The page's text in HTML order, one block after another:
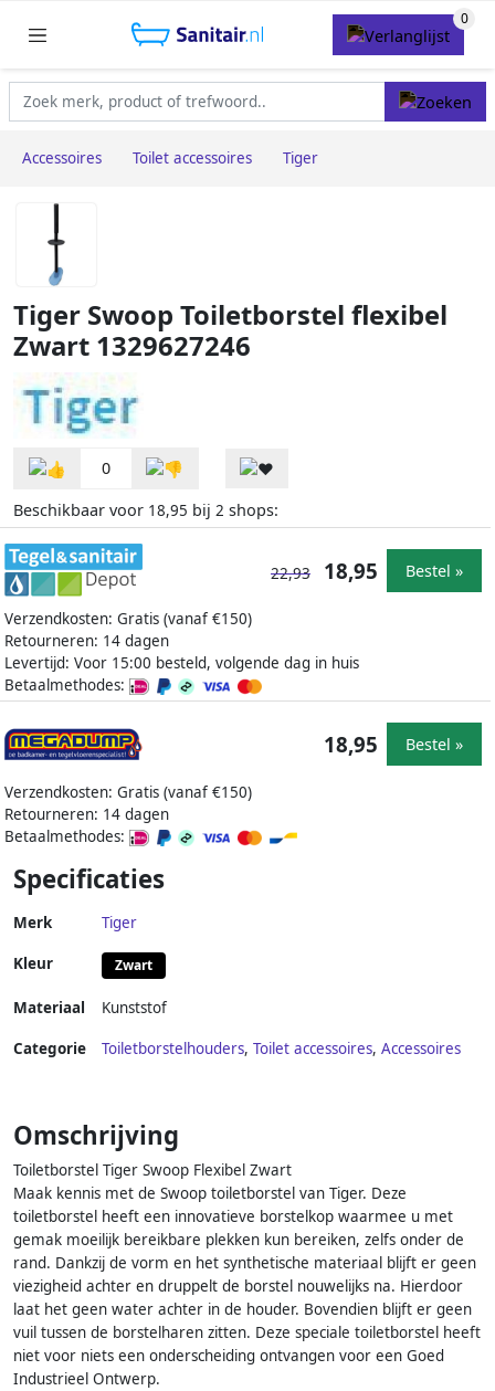
Accessoires Toilet accessoires Tiger
Tiger Swoop Toiletborstel flexibel
Zwart 1329627246
0
Beschikbaar voor 18,95 bij 2 shops:
Verzendkosten: Gratis (vanaf €150)
Retourneren: 14 dagen
Levertijd: Voor 15:00 besteld, volgende dag in huis
Betaalmethodes:
22,93 18,95 Bestel »
Verzendkosten: Gratis (vanaf €150)
Retourneren: 14 dagen
Betaalmethodes:
18,95 Bestel »
Specificaties
Merk Tiger
Kleur Zwart
Materiaal Kunststof
Categorie Toiletborstelhouders, Toilet accessoires, Accessoires
Omschrijving
Toiletborstel Tiger Swoop Flexibel Zwart
Maak kennis met de Swoop toiletborstel van Tiger. Deze
toiletborstel heeft een innovatieve borstelkop waarmee u met
gemak moeilijk bereikbare plekken kun bereiken, zelfs onder de
rand. Dankzij de vorm en het synthetische materiaal blijft er geen
viezigheid achter en druppelt de borstel nouwelijks na. Hierdoor
laat het geen water achter in de houder. Bovendien blijft er geen
vuil tussen de borstelharen zitten. Deze speciale toiletborstel heeft
niet voor niets een onderscheiding ontvangen voor een Goed
Industrieel Ontwerp.